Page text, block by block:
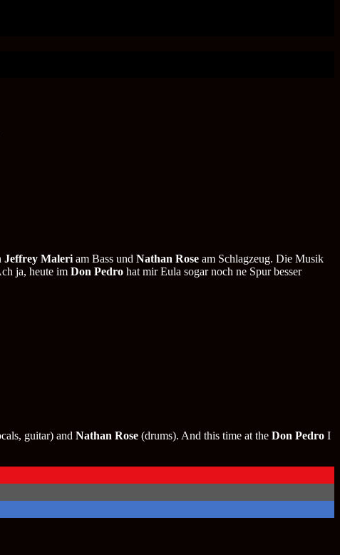
Jeffrey Maleri am Bass und Nathan Rose am Schlagzeug. Die Musik
ja, heute im Don Pedro hat mir Eula sogar noch ne Spur besser
guitar) and Nathan Rose (drums). And this time at the Don Pedro I